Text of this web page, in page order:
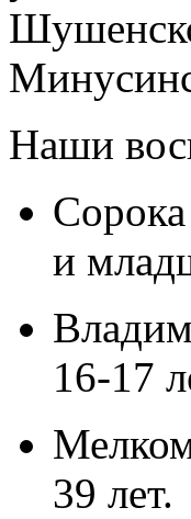
Наши
и
16-17
39 лет.